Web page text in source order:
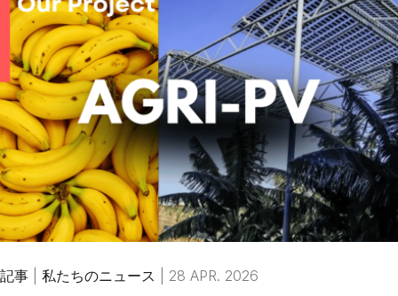
記事 私たちのニュース 28 APR. 2026